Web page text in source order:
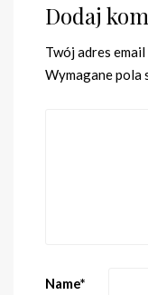
Dodaj
Twój adres
Wymagane pola
Name*